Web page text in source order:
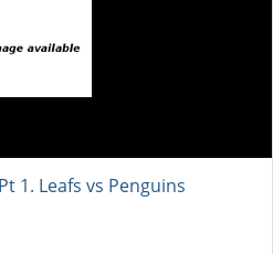
1. Leafs vs Penguins